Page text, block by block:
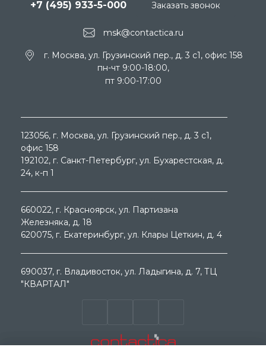
msk@contactica.ru
+7 (495) 933-5-000
г. Москва, ул. Грузинский пер., д. 3 c1, офис 158
пн-чт 9:00-18:00,
пт 9:00-17:00
Заказать звонок
123056, г. Москва, ул. Грузинский пер., д. 3 c1,
офис 158
192102, г. Санкт-Петербург, ул. Бухарестская, д.
24, к-п 1
660022, г. Красноярск, ул. Партизана
Железняка, д. 18
620075, г. Екатеринбург, ул. Клары Цеткин, д. 4
690037, г. Владивосток, ул. Ладыгина, д. 7, ТЦ
"КВАРТАЛ"